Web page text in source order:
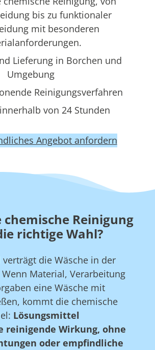
bis zu funktionaler
mit besonderen
Lieferung in Borchen und
Umgebung
Reinigungsverfahren
von 24 Stunden
Angebot anfordern
Reinigung
richtige Wahl?
die Wäsche in der
Material, Verarbeitung
eine Wäsche mit
kommt die chemische
Lösungsmittel
reinigende Wirkung, ohne
oder empfindliche